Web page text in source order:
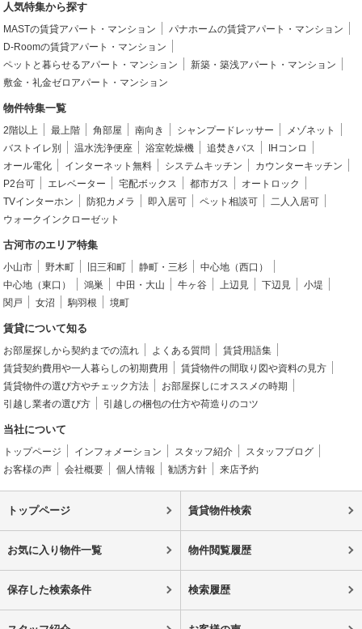
人気特集から探す
MASTの賃貸アパート・マンション
パナホームの賃貸アパート・マンション
D-Roomの賃貸アパート・マンション
ペットと暮らせるアパート・マンション
新築・築浅アパート・マンション
敷金・礼金ゼロアパート・マンション
物件特集一覧
2階以上 最上階 角部屋 南向き シャンプードレッサー
メゾネット
バストイレ別
温水洗浄便座 浴室乾燥機 追焚きバス
IHコンロ
オール電化
インターネット無料 システムキッチン
カウンターキッチン
P2台可
エレベーター 宅配ボックス 都市ガス
オートロック
TVインターホン
防犯カメラ 即入居可 ペット相談可
二人入居可
ウォークインクローゼット
古河市のエリア特集
小山市 野木町 旧三和町 静町・三杉
中心地（西口）
中心地（東口）
鴻巣 中田・大山 牛ヶ谷 上辺見 下辺見
小堤
関戸
女沼 駒羽根 境町
賃貸について知る
お部屋探しから契約までの流れ よくある質問
賃貸用語集
賃貸契約費用や一人暮らしの初期費用
賃貸物件の間取り図や資料の見方
賃貸物件の選び方やチェック方法
お部屋探しにオススメの時期
引越し業者の選び方
引越しの梱包の仕方や荷造りのコツ
当社について
トップページ インフォメーション スタッフ紹介
スタッフブログ
お客様の声
会社概要 個人情報 勧誘方針 来店予約
トップページ 賃貸物件検索
お気に入り物件一覧 物件閲覧履歴
保存した検索条件 検索履歴